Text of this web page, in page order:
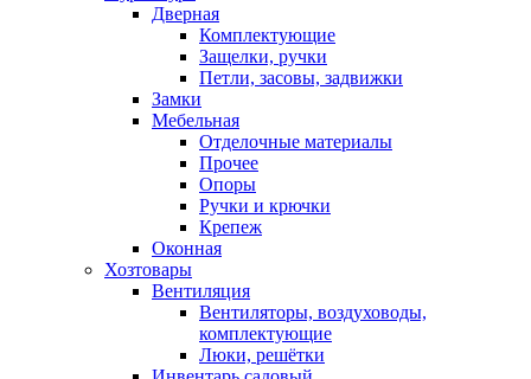
Дверная
Комплектующие
Защелки, ручки
Петли, засовы, задвижки
Замки
Мебельная
Отделочные материалы
Прочее
Опоры
Ручки и крючки
Крепеж
Оконная
Хозтовары
Вентиляция
Вентиляторы, воздуховоды,
комплектующие
Люки, решётки